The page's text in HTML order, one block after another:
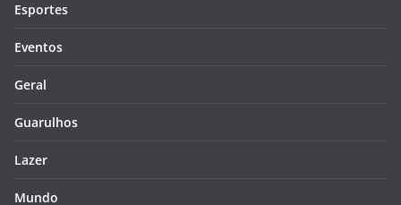
Esportes
Eventos
Geral
Guarulhos
Lazer
Mundo